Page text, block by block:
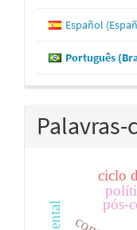
Español
Português
Palavras-
pós-
ciclo